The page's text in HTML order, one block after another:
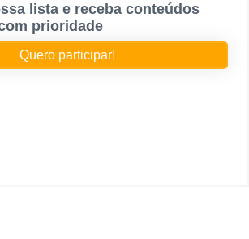
lista e receba conteúdos
prioridade
Quero participar!